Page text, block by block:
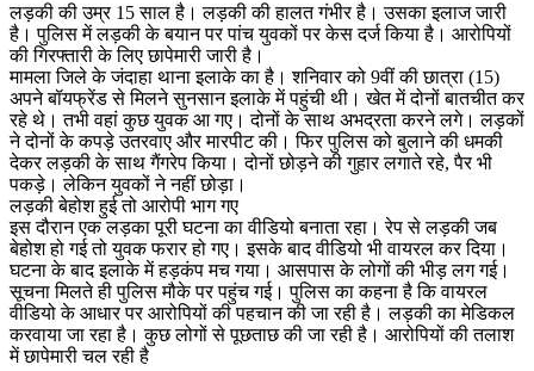
लड़की की उम्र 15 साल है। लड़की की हालत गंभीर है। उसका इलाज जारी
है। पुलिस में लड़की के बयान पर पांच युवकों पर केस दर्ज किया है। आरोपियों
की गिरफ्तारी के लिए छापेमारी जारी है।
मामला जिले के जंदाहा थाना इलाके का है। शनिवार को 9वीं की छात्रा (15)
अपने बॉयफ्रेंड से मिलने सुनसान इलाके में पहुंची थी। खेत में दोनों बातचीत कर
रहे थे। तभी वहां कुछ युवक आ गए। दोनों के साथ अभद्रता करने लगे। लड़कों
ने दोनों के कपड़े उतरवाए और मारपीट की। फिर पुलिस को बुलाने की धमकी
देकर लड़की के साथ गैंगरेप किया। दोनों छोड़ने की गुहार लगाते रहे, पैर भी
पकड़े। लेकिन युवकों ने नहीं छोड़ा।
लड़की बेहोश हुई तो आरोपी भाग गए
इस दौरान एक लड़का पूरी घटना का वीडियो बनाता रहा। रेप से लड़की जब
बेहोश हो गई तो युवक फरार हो गए। इसके बाद वीडियो भी वायरल कर दिया।
घटना के बाद इलाके में हड़कंप मच गया। आसपास के लोगों की भीड़ लग गई।
सूचना मिलते ही पुलिस मौके पर पहुंच गई। पुलिस का कहना है कि वायरल
वीडियो के आधार पर आरोपियों की पहचान की जा रही है। लड़की का मेडिकल
करवाया जा रहा है। कुछ लोगों से पूछताछ की जा रही है। आरोपियों की तलाश
में छापेमारी चल रही है